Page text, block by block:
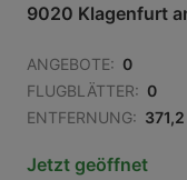
9020 Klagenfurt
ANGEBOTE: 0
FLUGBLÄTTER: 0
ENTFERNUNG:
Jetzt geöffnet